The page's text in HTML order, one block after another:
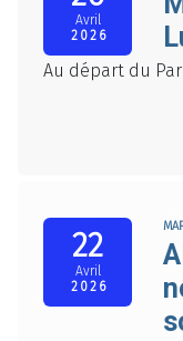
Avril
2026
Au départ du
22
Avril
2026